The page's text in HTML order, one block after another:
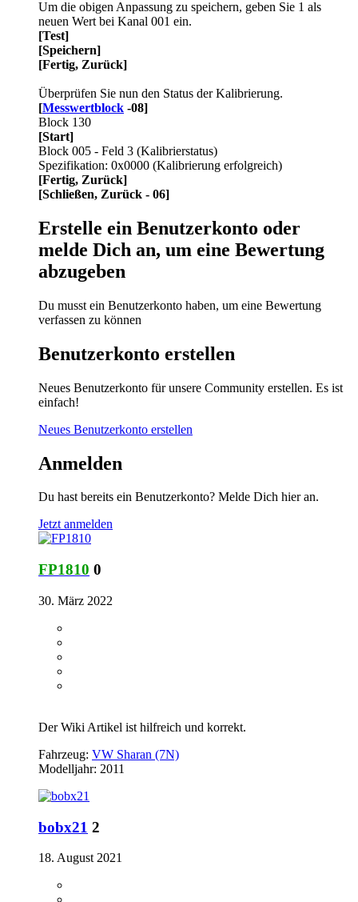
Um die obigen Anpassung zu speichern, geben Sie 1 als
neuen Wert bei Kanal 001 ein.
[Test]
[Speichern]
[Fertig, Zurück]
Überprüfen Sie nun den Status der Kalibrierung.
[Messwertblock -08]
Block 130
[Start]
Block 005 - Feld 3 (Kalibrierstatus)
Spezifikation: 0x0000 (Kalibrierung erfolgreich)
[Fertig, Zurück]
[Schließen, Zurück - 06]
Erstelle ein Benutzerkonto oder
melde Dich an, um eine Bewertung
abzugeben
Du musst ein Benutzerkonto haben, um eine Bewertung
verfassen zu können
Benutzerkonto erstellen
Neues Benutzerkonto für unsere Community erstellen. Es ist
einfach!
Neues Benutzerkonto erstellen
Anmelden
Du hast bereits ein Benutzerkonto? Melde Dich hier an.
Jetzt anmelden
FP1810 0
30. März 2022
Der Wiki Artikel ist hilfreich und korrekt.
Fahrzeug: VW Sharan (7N)
Modelljahr: 2011
bobx21 2
18. August 2021